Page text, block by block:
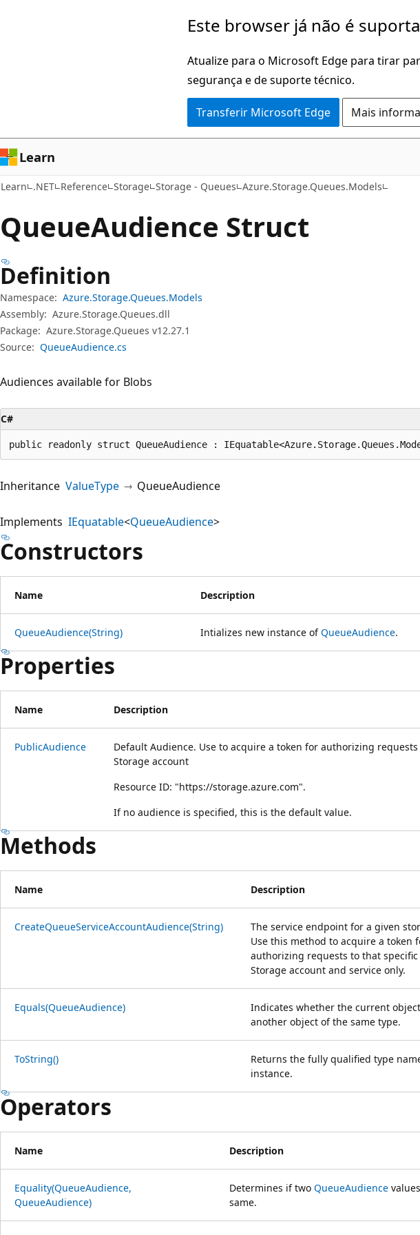
Este browser já não é
Atualize para o Microsoft Edge para tirar
segurança e de suporte técnico.
Transferir Microsoft Edge Mais
Learn
Learn .NET Reference Storage Storage - Queues Azure.Storage.Queues.Models
QueueAudience Struct
Definition
Namespace: Azure.Storage.Queues.Models
Assembly: Azure.Storage.Queues.dll
Package: Azure.Storage.Queues v12.27.1
Source: QueueAudience.cs
Audiences available for Blobs
C#
public readonly struct QueueAudience :
Inheritance ValueType QueueAudience
Implements IEquatable<QueueAudience>
Constructors
Name Description
QueueAudience(String) Intializes new instance ofQueueAudience.
Properties
Name Description
PublicAudience
Default Audience. Use to acquire a token for authorizing
Storage account
Resource ID: "https://storage.azure.com".
If no audience is specified, this is the default value.
Methods
Name Description
CreateQueueServiceAccountAudience(String)
The service endpoint for a given
Use this method to acquire a token
authorizing requests to that specific
Storage account and service only.
Equals(QueueAudience)
Indicates whether the current
another object of the same type.
ToString()
Returns the fully qualified type
instance.
Operators
Name Description
Equality(QueueAudience,
QueueAudience)
Determines if two QueueAudience
same.